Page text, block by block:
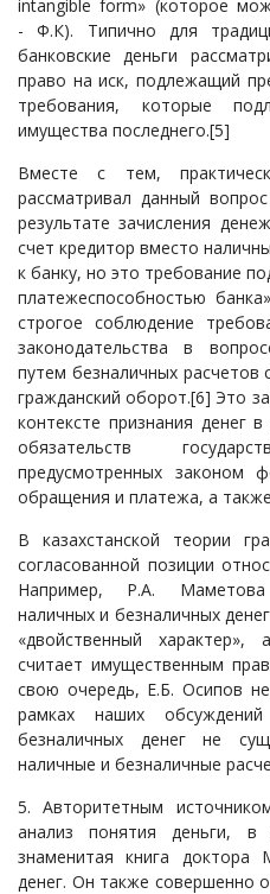
intangible form» (которое
- Ф.К). Типично для
банковские деньги
право на иск, подлежащий
требования, которые
имущества последнего.[5]
Вместе с тем,
рассматривал данный
результате зачисления
счет кредитор вместо
к банку, но это требование
платежеспособностью
строгое соблюдение
законодательства в
путем безналичных
гражданский оборот.[6] Это
контексте признания денег
обязательств
предусмотренных законом
обращения и платежа, а
В казахстанской теории
согласованной позиции
Например, Р.А. Маметова
наличных и безналичных
«двойственный
считает имущественным
свою очередь, Е.Б. Осипов
рамках наших
безналичных денег не
наличные и безналичные
5. Авторитетным
анализ понятия деньги, в
знаменитая книга доктора
денег. Он также совершенно